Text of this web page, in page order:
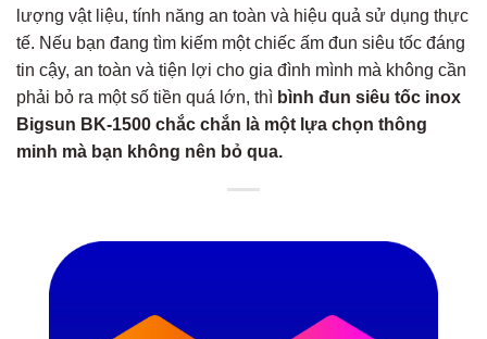
lượng vật liệu, tính năng an toàn và hiệu quả sử dụng thực
tế. Nếu bạn đang tìm kiếm một chiếc ấm đun siêu tốc đáng
tin cậy, an toàn và tiện lợi cho gia đình mình mà không cần
phải bỏ ra một số tiền quá lớn, thì bình đun siêu tốc inox
Bigsun BK-1500 chắc chắn là một lựa chọn thông
minh mà bạn không nên bỏ qua.